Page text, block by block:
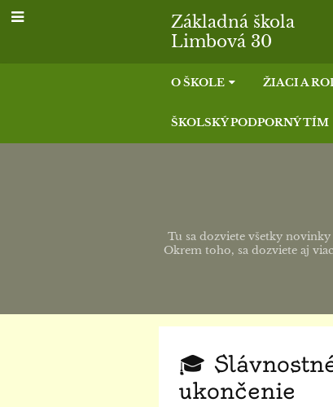
Základná škola
Limbová 30
O ŠKOLE ŽIACI A
ŠKOLSKÝ PODPORNÝ TÍM
Tu sa dozviete všetky
Okrem toho, sa dozviete aj
🎓
ukončenie